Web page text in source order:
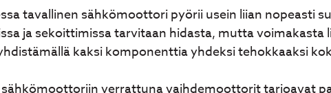
tavallinen sähkömoottori pyörii usein liian nopeasti
ja sekoittimissa tarvitaan hidasta, mutta
kaksi komponenttia yhdeksi tehokkaaksi
sähkömoottoriin verrattuna vaihdemoottorit tarjoavat